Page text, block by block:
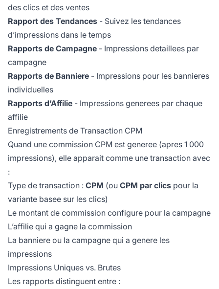
des clics et des ventes
Rapport des Tendances - Suivez les tendances
d’impressions dans le temps
Rapports de Campagne - Impressions detaillees par
campagne
Rapports de Banniere - Impressions pour les bannieres
individuelles
Rapports d’Affilie - Impressions generees par chaque
affilie
Enregistrements de Transaction CPM
Quand une commission CPM est generee (apres 1 000
impressions), elle apparait comme une transaction avec
:
Type de transaction : CPM (ou CPM par clics pour la
variante basee sur les clics)
Le montant de commission configure pour la campagne
L’affilie qui a gagne la commission
La banniere ou la campagne qui a genere les
impressions
Impressions Uniques vs. Brutes
Les rapports distinguent entre :